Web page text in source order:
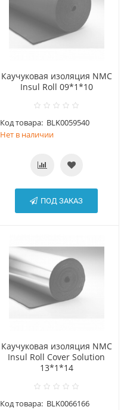
Каучуковая изоляция NMC
Insul Roll 09*1*10
Код товара: BLK0059540
Нет в наличии
ПОД ЗАКАЗ
Каучуковая изоляция NMC
Insul Roll Cover Solution
13*1*14
Код товара: BLK0066166